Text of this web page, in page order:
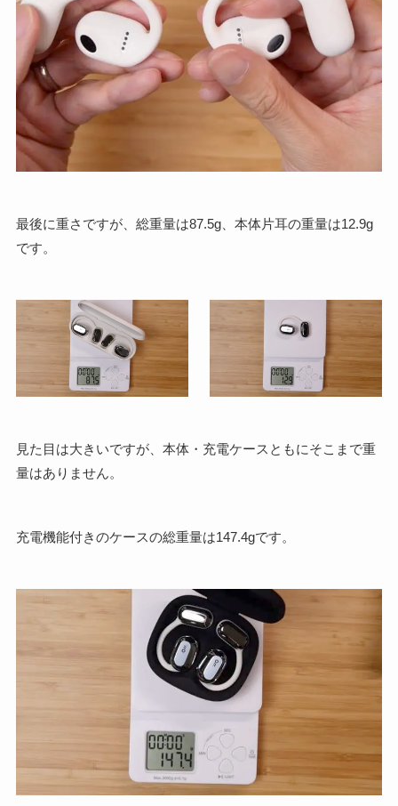
最後に重さですが、総重量は87.5g、本体片耳の重量は12.9g
です。
見た目は大きいですが、本体・充電ケースともにそこまで重
量はありません。
充電機能付きのケースの総重量は147.4gです。